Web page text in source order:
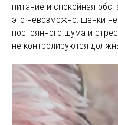
питание и спокойная
это невозможно: щенки
постоянного шума и
не контролируются